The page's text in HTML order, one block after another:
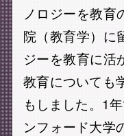
ノロジーを教
院（教育学）に
ジーを教育に活
教育についても
もしました。1
ンフォード大学